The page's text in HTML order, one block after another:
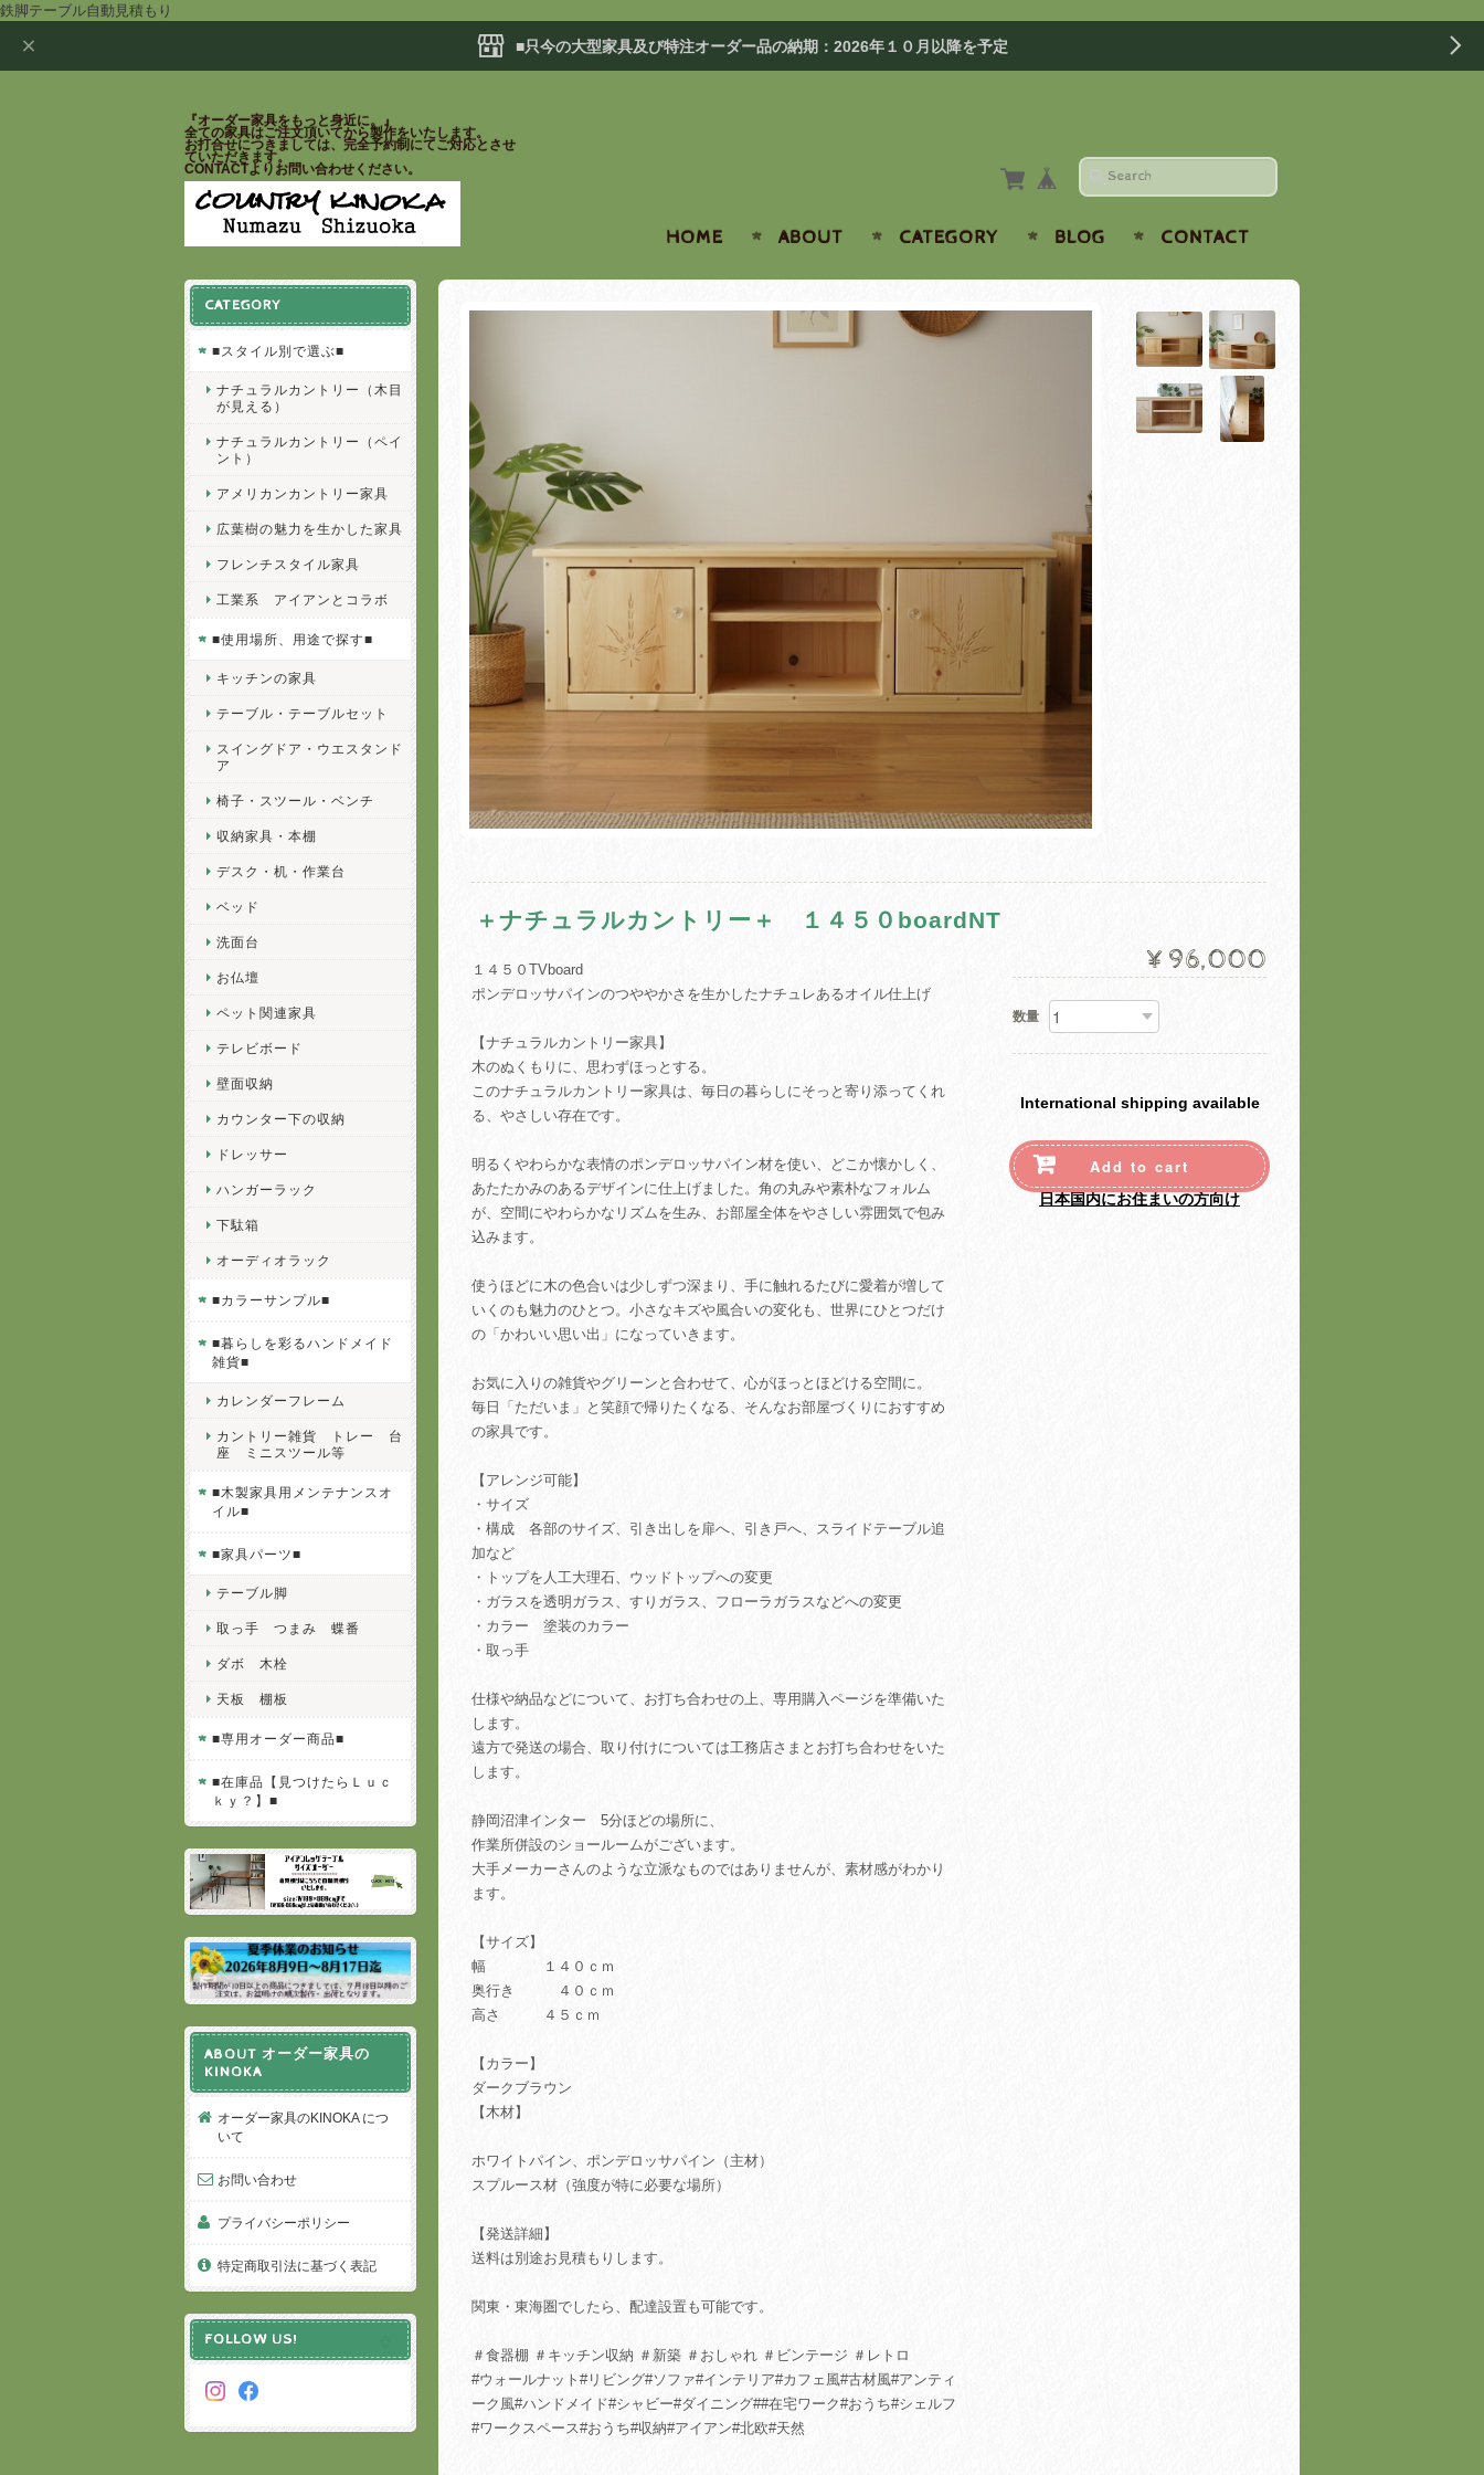
鉄脚テーブル自動見積もり
■只今の大型家具及び特注オーダー品の納期：2026年１０月以降を予定
『オーダー家具をもっと身近に。』
全ての家具はご注文頂いてから製作をいたします。
お打合せにつきましては、完全予約制にてご対応とさせ
ていただきます。
CONTACTよりお問い合わせください。
HOME ABOUT CATEGORY BLOG CONTACT
＋ナチュラルカントリー＋ １４５０boardNT
１４５０TVboard
ポンデロッサパインのつややかさを生かしたナチュレあるオイル仕上げ
【ナチュラルカントリー家具】
木のぬくもりに、思わずほっとする。
このナチュラルカントリー家具は、毎日の暮らしにそっと寄り添ってくれ
る、やさしい存在です。
明るくやわらかな表情のポンデロッサパイン材を使い、どこか懐かしく、
あたたかみのあるデザインに仕上げました。角の丸みや素朴なフォルム
が、空間にやわらかなリズムを生み、お部屋全体をやさしい雰囲気で包み
込みます。
使うほどに木の色合いは少しずつ深まり、手に触れるたびに愛着が増して
いくのも魅力のひとつ。小さなキズや風合いの変化も、世界にひとつだけ
の「かわいい思い出」になっていきます。
お気に入りの雑貨やグリーンと合わせて、心がほっとほどける空間に。
毎日「ただいま」と笑顔で帰りたくなる、そんなお部屋づくりにおすすめ
の家具です。
【アレンジ可能】
・サイズ
・構成 各部のサイズ、引き出しを扉へ、引き戸へ、スライドテーブル追
加など
・トップを人工大理石、ウッドトップへの変更
・ガラスを透明ガラス、すりガラス、フローラガラスなどへの変更
・カラー 塗装のカラー
・取っ手
仕様や納品などについて、お打ち合わせの上、専用購入ページを準備いた
します。
遠方で発送の場合、取り付けについては工務店さまとお打ち合わせをいた
します。
静岡沼津インター 5分ほどの場所に、
作業所併設のショールームがございます。
大手メーカーさんのような立派なものではありませんが、素材感がわかり
ます。
【サイズ】
幅 １４０ｃｍ
奥行き ４０ｃｍ
高さ ４５ｃｍ
【カラー】
ダークブラウン
【木材】
ホワイトパイン、ポンデロッサパイン（主材）
スプルース材（強度が特に必要な場所）
【発送詳細】
送料は別途お見積もりします。
関東・東海圏でしたら、配達設置も可能です。
＃食器棚 ＃キッチン収納 ＃新築 ＃おしゃれ ＃ビンテージ ＃レトロ
#ウォールナット#リビング#ソファ#インテリア#カフェ風#古材風#アンティ
ーク風#ハンドメイド#シャビー#ダイニング##在宅ワーク#おうち#シェルフ
#ワークスペース#おうち#収納#アイアン#北欧#天然
¥96,000
数量
International shipping available
Add to cart
日本国内にお住まいの方向け
CATEGORY
■スタイル別で選ぶ■
ナチュラルカントリー（木目
が見える）
ナチュラルカントリー（ペイ
ント）
アメリカンカントリー家具
広葉樹の魅力を生かした家具
フレンチスタイル家具
工業系 アイアンとコラボ
■使用場所、用途で探す■
キッチンの家具
テーブル・テーブルセット
スイングドア・ウエスタンド
ア
椅子・スツール・ベンチ
収納家具・本棚
デスク・机・作業台
ベッド
洗面台
お仏壇
ペット関連家具
テレビボード
壁面収納
カウンター下の収納
ドレッサー
ハンガーラック
下駄箱
オーディオラック
■カラーサンプル■
■暮らしを彩るハンドメイド
雑貨■
カレンダーフレーム
カントリー雑貨 トレー 台
座 ミニスツール等
■木製家具用メンテナンスオ
イル■
■家具パーツ■
テーブル脚
取っ手 つまみ 蝶番
ダボ 木栓
天板 棚板
■専用オーダー商品■
■在庫品【見つけたらＬｕｃ
ｋｙ？】■
ABOUT オーダー家具の
KINOKA
オーダー家具のKINOKA につ
いて
お問い合わせ
プライバシーポリシー
特定商取引法に基づく表記
FOLLOW US!